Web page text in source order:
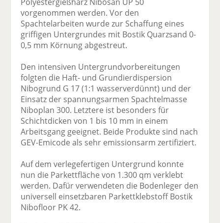
vorgenommen werden. Vor den
Spachtelarbeiten wurde zur Schaffung eines
griffigen Untergrundes mit Bostik Quarzsand 0-
0,5 mm Körnung abgestreut.
Den intensiven Untergrundvorbereitungen
folgten die Haft- und Grundierdispersion
Nibogrund G 17 (1:1 wasserverdünnt) und der
Einsatz der spannungsarmen Spachtelmasse
Niboplan 300. Letztere ist besonders für
Schichtdicken von 1 bis 10 mm in einem
Arbeitsgang geeignet. Beide Produkte sind nach
GEV-Emicode als sehr emissionsarm zertifiziert.
Auf dem verlegefertigen Untergrund konnte
nun die Parkettfläche von 1.300 qm verklebt
werden. Dafür verwendeten die Bodenleger den
universell einsetzbaren Parkettklebstoff Bostik
Nibofloor PK 42.